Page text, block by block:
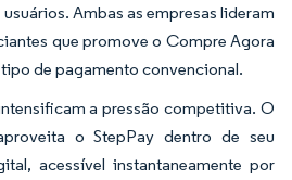
Ambas as empresas lideram
que promove o Compre Agora
de pagamento convencional.
a pressão competitiva. O
o StepPay dentro de seu
acessível instantaneamente por